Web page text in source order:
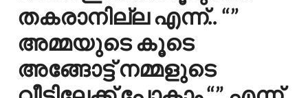
തകരാനില്ല എന്ന്.. “”
അമ്മയുടെ കൂടെ
അങ്ങോട്ട് നമ്മളുടെ